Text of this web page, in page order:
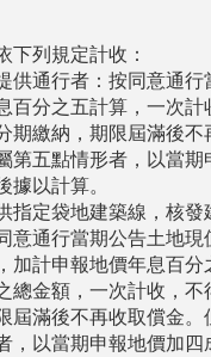
下列規定計收：
供通行者：按同意通
百分之五計算，一次計
期繳納，期限屆滿後不
第五點情形者，以當期
據以計算。
指定袋地建築線，核發
意通行當期公告土地現
加計申報地價年息百分
總金額，一次計收，不
屆滿後不再收取償金。
，以當期申報地價加四